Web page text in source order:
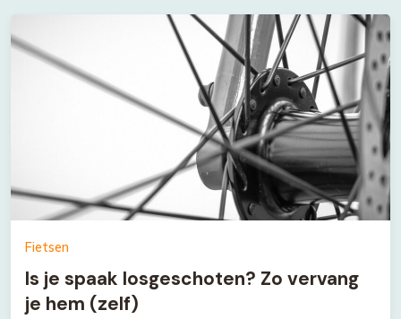
Fietsen
Is je spaak losgeschoten? Zo vervang
je hem (zelf)